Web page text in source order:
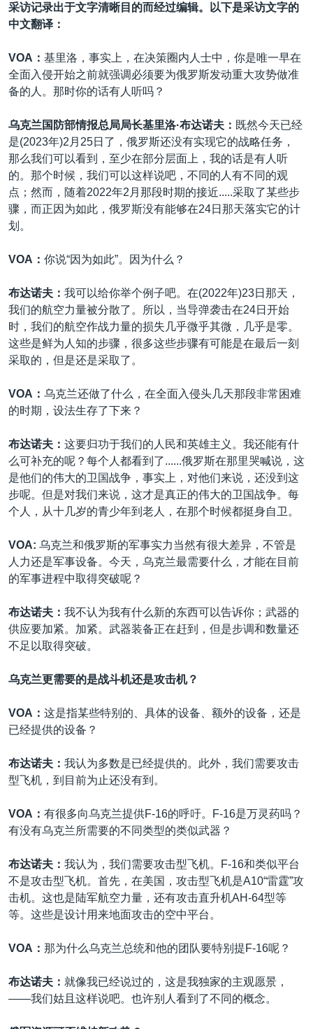
采访记录出于文字清晰目的而经过编辑。以下是采访文字的
中文翻译：
VOA： 基里洛，事实上，在决策圈内人士中，你是唯一早在
全面入侵开始之前就强调必须要为俄罗斯发动重大攻势做准
备的人。那时你的话有人听吗？
乌克兰国防部情报总局局长基里洛·布达诺夫： 既然今天已经
是(2023年)2月25日了，俄罗斯还没有实现它的战略任务，
那么我们可以看到，至少在部分层面上，我的话是有人听
的。那个时候，我们可以这样说吧，不同的人有不同的观
点；然而，随着2022年2月那段时期的接近.....采取了某些步
骤，而正因为如此，俄罗斯没有能够在24日那天落实它的计
划。
VOA： 你说“因为如此”。因为什么？
布达诺夫： 我可以给你举个例子吧。在(2022年)23日那天，
我们的航空力量被分散了。所以，当导弹袭击在24日开始
时，我们的航空作战力量的损失几乎微乎其微，几乎是零。
这些是鲜为人知的步骤，很多这些步骤有可能是在最后一刻
采取的，但是还是采取了。
VOA： 乌克兰还做了什么，在全面入侵头几天那段非常困难
的时期，设法生存了下来？
布达诺夫： 这要归功于我们的人民和英雄主义。我还能有什
么可补充的呢？每个人都看到了......俄罗斯在那里哭喊说，这
是他们的伟大的卫国战争，事实上，对他们来说，还没到这
步呢。但是对我们来说，这才是真正的伟大的卫国战争。每
个人，从十几岁的青少年到老人，在那个时候都挺身自卫。
VOA: 乌克兰和俄罗斯的军事实力当然有很大差异，不管是
人力还是军事设备。今天，乌克兰最需要什么，才能在目前
的军事进程中取得突破呢？
布达诺夫： 我不认为我有什么新的东西可以告诉你；武器的
供应要加紧。加紧。武器装备正在赶到，但是步调和数量还
不足以取得突破。
乌克兰更需要的是战斗机还是攻击机？
VOA： 这是指某些特别的、具体的设备、额外的设备，还是
已经提供的设备？
布达诺夫： 我认为多数是已经提供的。此外，我们需要攻击
型飞机，到目前为止还没有到。
VOA： 有很多向乌克兰提供F-16的呼吁。F-16是万灵药吗？
有没有乌克兰所需要的不同类型的类似武器？
布达诺夫： 我认为，我们需要攻击型飞机。F-16和类似平台
不是攻击型飞机。首先，在美国，攻击型飞机是A10“雷霆”攻
击机。这也是陆军航空力量，还有攻击直升机AH-64型等
等。这些是设计用来地面攻击的空中平台。
VOA： 那为什么乌克兰总统和他的团队要特别提F-16呢？
布达诺夫： 就像我已经说过的，这是我独家的主观愿景，
——我们姑且这样说吧。也许别人看到了不同的概念。